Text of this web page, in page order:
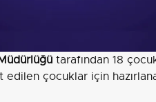
tarafından 18
çocuklar için